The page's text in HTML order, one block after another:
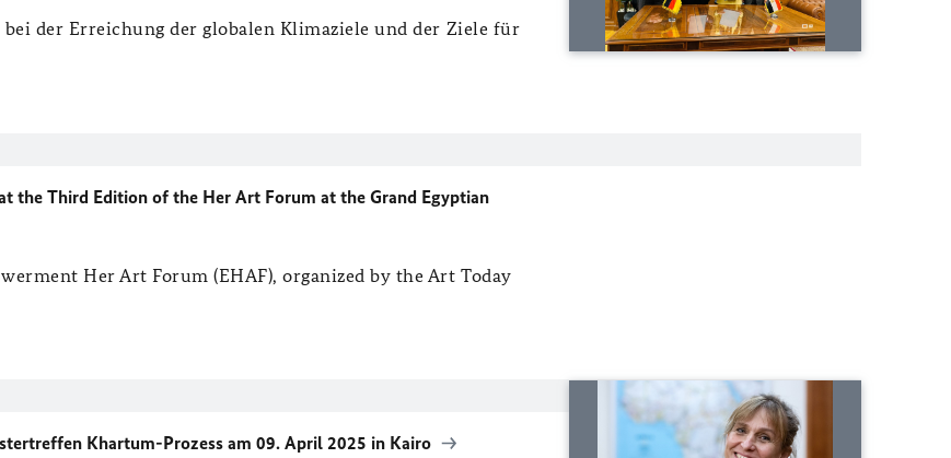
der Erreichung der globalen Klimaziele und der Ziele für
the Third Edition of the Her Art Forum at the Grand Egyptian
Her Art Forum (EHAF), organized by the Art Today
Khartum-Prozess am 09. April 2025 in Kairo